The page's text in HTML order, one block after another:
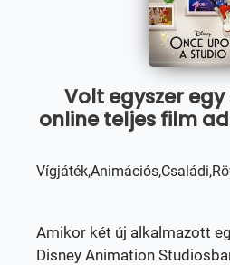
Volt egyszer
online teljes film
Amikor két új alkalmazott
Disney Animation